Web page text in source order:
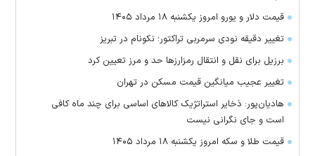
قیمت دلار و یورو امروز یکشنبه ۱۸ مرداد ۱۴۰۵
تغییر دقیقه نودی سرمربی تراکتور؛ نکونام در تبریز
برزیل برای نقل‌ و انتقال رمزارز‌ها حد و مرز تعیین کرد
تغییر عجیب میانگین قیمت مسکن در تهران
هادیان‌پور: ذخایر استراتژیک کالا‌های اساسی برای چند ماه کافی
است و جای نگرانی نیست
قیمت طلا و سکه امروز یکشنبه ۱۸ مرداد ۱۴۰۵